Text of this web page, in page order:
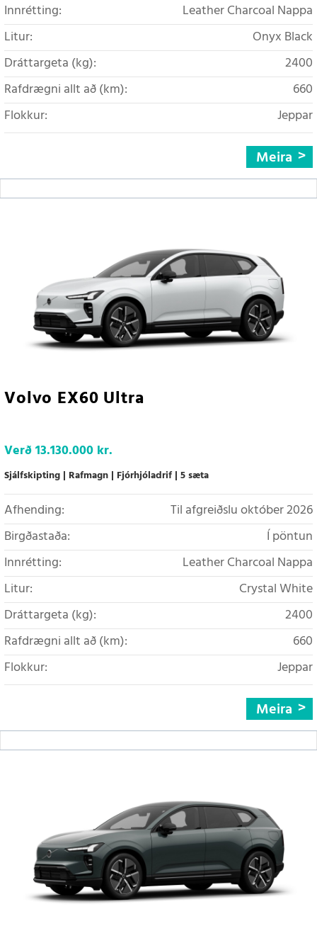
Innrétting:
Leather Charcoal Nappa
Litur:
Onyx Black
Dráttargeta (kg):
2400
Rafdrægni allt að (km):
660
Flokkur:
Jeppar
Meira
Volvo EX60 Ultra
Verð13.130.000 kr.
Sjálfskipting Rafmagn Fjórhjóladrif 5 sæta
Afhending:
Til afgreiðslu október 2026
Birgðastaða:
Í pöntun
Innrétting:
Leather Charcoal Nappa
Litur:
Crystal White
Dráttargeta (kg):
2400
Rafdrægni allt að (km):
660
Flokkur:
Jeppar
Meira